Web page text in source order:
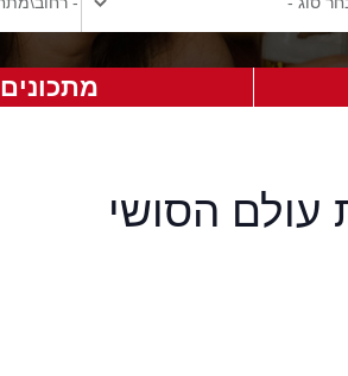
מתכונים
עולם הסושי